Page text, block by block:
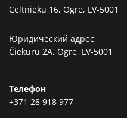
Celtnieku 16, Ogre, LV-5001
Юридический адрес
Čiekuru 2A, Ogre, LV-5001
Телефон
+371 28 918 977